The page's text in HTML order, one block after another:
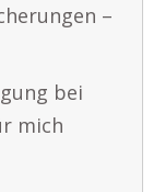
–
bei
mich